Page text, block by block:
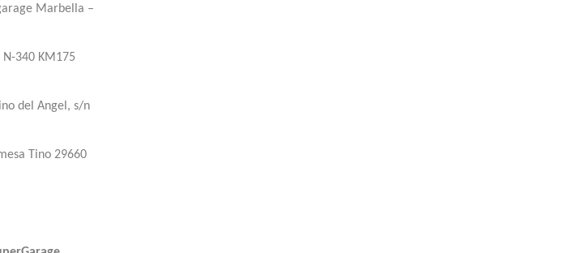
Marbella –
N-340 KM175
del Angel, s/n
Tino 29660